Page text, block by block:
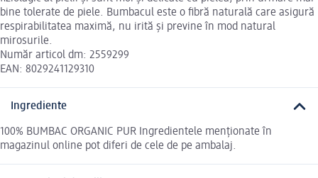
bine tolerate de piele. Bumbacul este o fibră naturală care asigură
respirabilitatea maximă, nu irită și previne în mod natural
mirosurile.
Număr articol dm: 2559299
EAN: 8029241129310
Ingrediente
100% BUMBAC ORGANIC PUR Ingredientele menționate în
magazinul online pot diferi de cele de pe ambalaj.